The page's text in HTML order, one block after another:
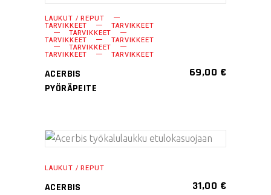
LISÄÄ OSTOSKORIIN
LAUKUT / REPUT
TARVIKKEET TARVIKKEET
TARVIKKEET
TARVIKKEET TARVIKKEET
TARVIKKEET
TARVIKKEET TARVIKKEET
ACERBIS
PYÖRÄPEITE
69,00 €
LAUKUT / REPUT
ACERBIS
31,00 €